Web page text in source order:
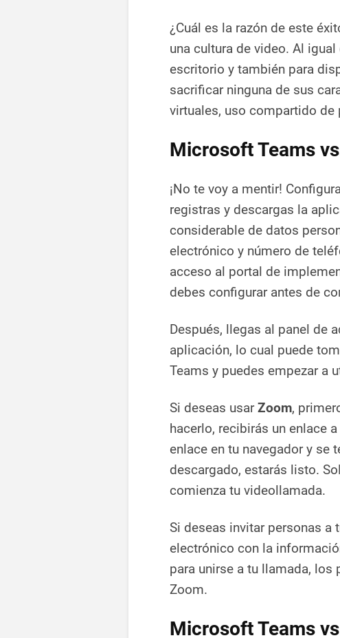
¿Cuál es la razón de este
una cultura de video. Al
escritorio y también para
sacrificar ninguna de sus
virtuales, uso compartido de
Microsoft Teams
¡No te voy a mentir!
registras y descargas la
considerable de datos
electrónico y número de
acceso al portal de
debes configurar antes de
Después, llegas al panel de
aplicación, lo cual puede
Teams y puedes empezar a
Si deseas usarZoom,
hacerlo, recibirás un enlace
enlace en tu navegador y se
descargado, estarás listo.
comienza tu videollamada.
Si deseas invitar personas a
electrónico con la
para unirse a tu llamada,
Zoom.
Microsoft Teams